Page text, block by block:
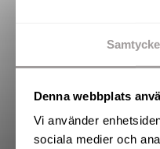
Samtycke
Denna webbplats
Vi använder
sociala medier och